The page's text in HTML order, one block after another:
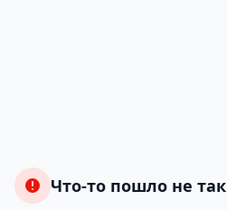
Что-то пошло не так